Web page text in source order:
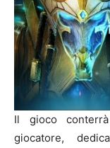
Il gioco
giocatore,